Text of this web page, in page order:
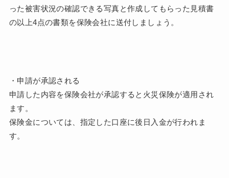
った被害状況の確認できる写真と作成してもらった見積書
の以上4点の書類を保険会社に送付しましょう。
・申請が承認される
申請した内容を保険会社が承認すると火災保険が適用され
ます。
保険金については、指定した口座に後日入金が行われま
す。